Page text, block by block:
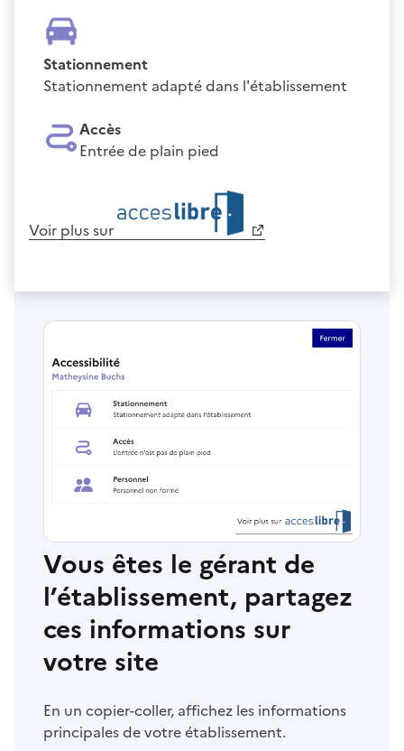
Stationnement
Stationnement adapté dans l'établissement
Accès
Entrée de plain pied
Voir plus sur
Vous êtes le gérant de
l’établissement, partagez
ces informations sur
votre site
En un copier-coller, affichez les informations
principales de votre établissement.